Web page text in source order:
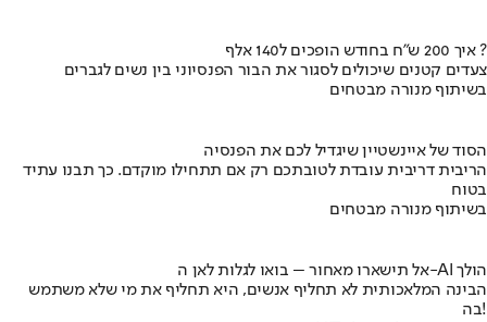
איך 200 ש"ח בחודש הופכים ל140 אלף ?
צעדים קטנים שיכולים לסגור את הבור הפנסיוני בין נשים לגברים
בשיתוף מנורה מבטחים
הסוד של איינשטיין שיגדיל לכם את הפנסיה
הריבית דריבית עובדת לטובתכם רק אם תתחילו מוקדם. כך תבנו עתיד
בטוח
בשיתוף מנורה מבטחים
אל תישארו מאחור – בואו לגלות לאן ה-AI הולך
הבינה המלאכותית לא תחליף אנשים, היא תחליף את מי שלא משתמש
בה!